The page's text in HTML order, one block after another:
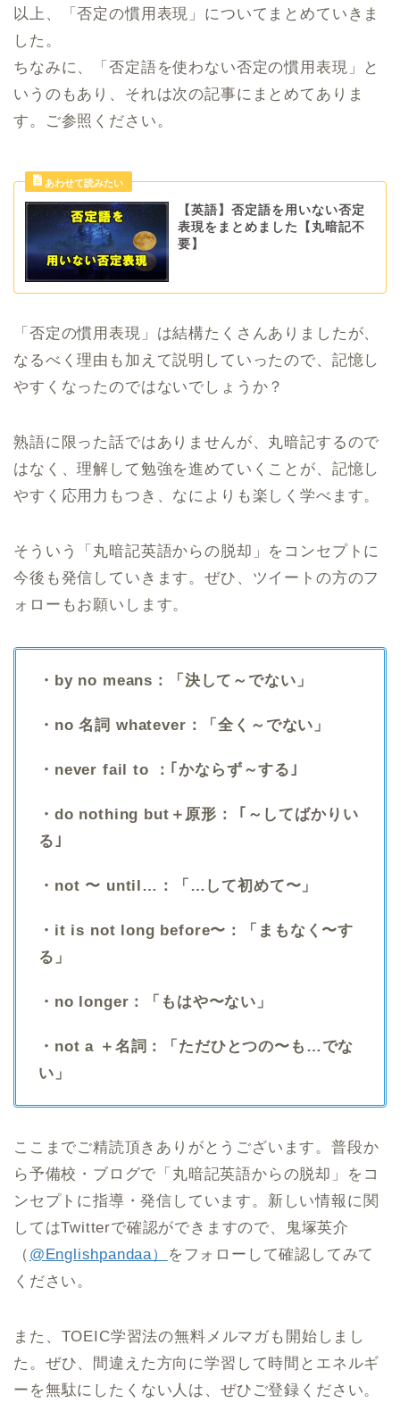
以上、「否定の慣用表現」についてまとめていきま
した。
ちなみに、「否定語を使わない否定の慣用表現」と
いうのもあり、それは次の記事にまとめてありま
す。ご参照ください。
【英語】否定語を用いない否定
表現をまとめました【丸暗記不
要】
「否定の慣用表現」は結構たくさんありましたが、
なるべく理由も加えて説明していったので、記憶し
やすくなったのではないでしょうか？
熟語に限った話ではありませんが、丸暗記するので
はなく、理解して勉強を進めていくことが、記憶し
やすく応用力もつき、なによりも楽しく学べます。
そういう「丸暗記英語からの脱却」をコンセプトに
今後も発信していきます。ぜひ、ツイートの方のフ
ォローもお願いします。
・by no means：「決して～でない」
・no 名詞 whatever：「全く～でない」
・never fail to ：｢かならず～する｣
・do nothing but＋原形： ｢～してばかりい
る｣
・not 〜 until…：「…して初めて〜」
・it is not long before〜：「まもなく〜す
る」
・no longer：「もはや〜ない」
・not a ＋名詞：「ただひとつの〜も…でな
い」
ここまでご精読頂きありがとうございます。普段か
ら予備校・ブログで「丸暗記英語からの脱却」をコ
ンセプトに指導・発信しています。新しい情報に関
してはTwitterで確認ができますので、鬼塚英介
（ @Englishpandaa）
をフォローして確認してみて
ください。
また、TOEIC学習法の無料メルマガも開始しまし
た。ぜひ、間違えた方向に学習して時間とエネルギ
ーを無駄にしたくない人は、ぜひご登録ください。